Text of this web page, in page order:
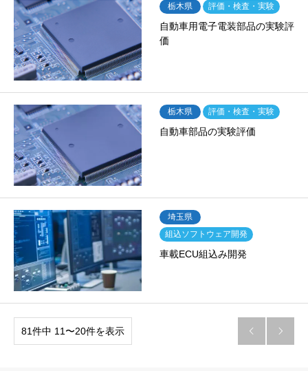
栃木県 評価・検査・実験
自動車用電子電装部品の実験評
価
栃木県 評価・検査・実験
自動車部品の実験評価
埼玉県
組込ソフトウェア開発
車載ECU組込み開発
81件中 11〜20件を表示  